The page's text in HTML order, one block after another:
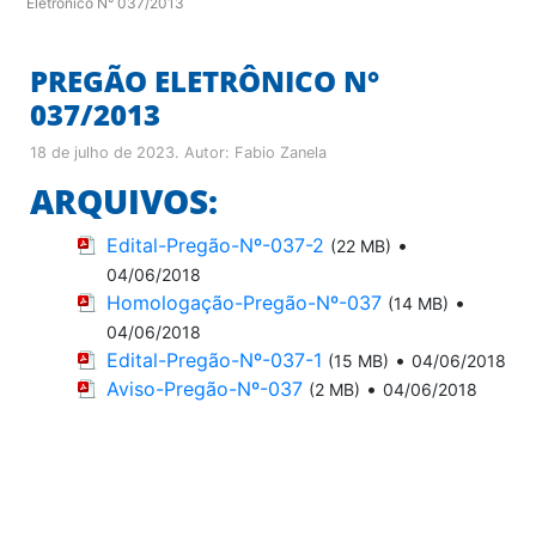
PREGÃO ELETRÔNICO N°
037/2013
18 de julho de 2023. Autor: Fabio Zanela
ARQUIVOS:
Edital-Pregão-Nº-037-2 (22 MB) •
04/06/2018
Homologação-Pregão-Nº-037 (14 MB) •
04/06/2018
Edital-Pregão-Nº-037-1 (15 MB) • 04/06/2018
Aviso-Pregão-Nº-037 (2 MB) • 04/06/2018